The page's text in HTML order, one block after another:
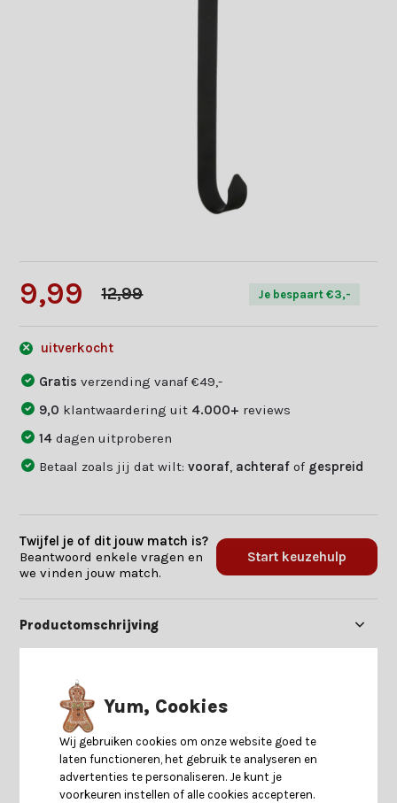
9,99 12,99 Je bespaart €3,-
uitverkocht
Gratisverzending vanaf €49,-
9,0 klantwaardering uit 4.000+ reviews
14dagen uitproberen
Betaal zoals jij dat wilt:vooraf achteraf of gespreid
Twijfel je of dit jouw match is?
Beantwoord enkele vragen en
we vinden jouw match.
Start keuzehulp
Productomschrijving
Specificaties
Reviews
Yum, Cookies
Wij gebruiken cookies om onze website goed te
laten functioneren, het gebruik te analyseren en
advertenties te personaliseren. Je kunt je
voorkeuren instellen of alle cookies accepteren.